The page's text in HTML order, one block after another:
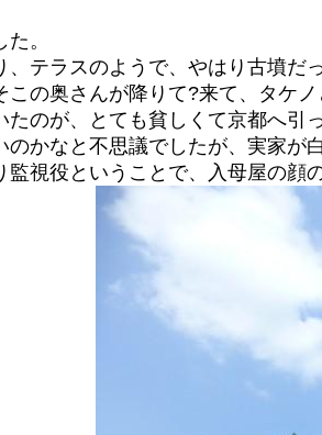
。
テラスのようで、やはり古墳だ
の奥さんが降りて?来て、タケ
のが、とても貧しくて京都へ引
かなと不思議でしたが、実家が
視役ということで、入母屋の顔